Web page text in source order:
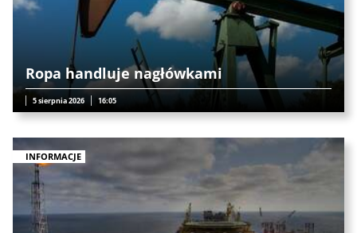
Ropa handluje nagłówkami
5 sierpnia 2026 16:05
INFORMACJE